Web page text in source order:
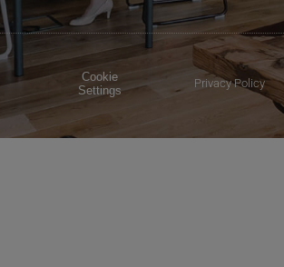
Cookie
Settings
Privacy Policy